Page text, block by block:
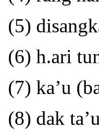
(5)
(6) h.ari
(7) ka’u
(8) dak